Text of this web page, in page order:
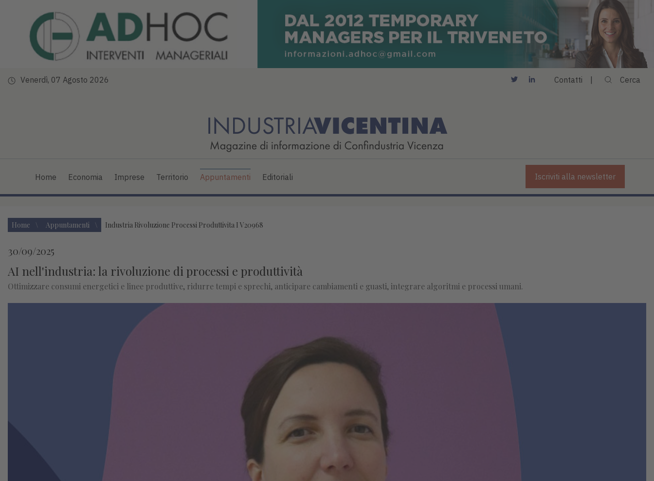
Venerdì, 07 Agosto 2026 Contatti Cerca
Home Economia Imprese Territorio Appuntamenti Editoriali Iscriviti alla newsletter
Home Appuntamenti Industria Rivoluzione Processi Produttivita I V20968
30/09/2025
AI nell'industria: la rivoluzione di processi e produttività
Ottimizzare consumi energetici e linee produttive, ridurre tempi e sprechi, anticipare cambiamenti e guasti, integrare algoritmi e processi umani.